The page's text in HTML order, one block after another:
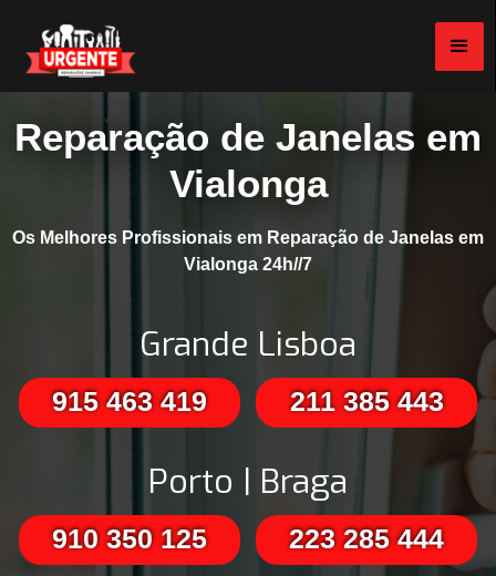
Reparação de Janelas em
Vialonga
Os Melhores Profissionais em Reparação de Janelas em
Vialonga 24h//7
Grande Lisboa
915 463 419 211 385 443
Porto | Braga
910 350 125 223 285 444